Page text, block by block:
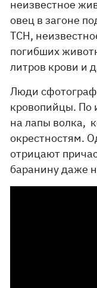
неизвестное
овец в загоне
ТСН,
погибших
литров крови и
Люди
кровопийцы. По
на лапы волка,
окрестностям.
отрицают
баранину даже